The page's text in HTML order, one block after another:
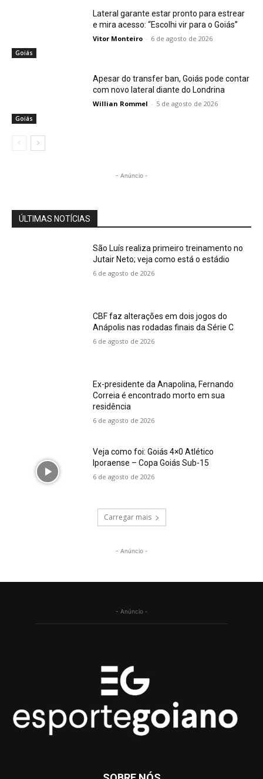
Goiás
Lateral garante estar pronto para estrear
e mira acesso: “Escolhi vir para o Goiás”
Vitor Monteiro - 6 de agosto de 2026
Goiás
Apesar do transfer ban, Goiás pode contar
com novo lateral diante do Londrina
Willian Rommel - 5 de agosto de 2026
- Anúncio -
ÚLTIMAS NOTÍCIAS
São Luís realiza primeiro treinamento no
Jutair Neto; veja como está o estádio
6 de agosto de 2026
CBF faz alterações em dois jogos do
Anápolis nas rodadas finais da Série C
6 de agosto de 2026
Ex-presidente da Anapolina, Fernando
Correia é encontrado morto em sua
residência
6 de agosto de 2026
Veja como foi: Goiás 4×0 Atlético
Iporaense – Copa Goiás Sub-15
6 de agosto de 2026
Carregar mais
- Anúncio -
- Anúncio -